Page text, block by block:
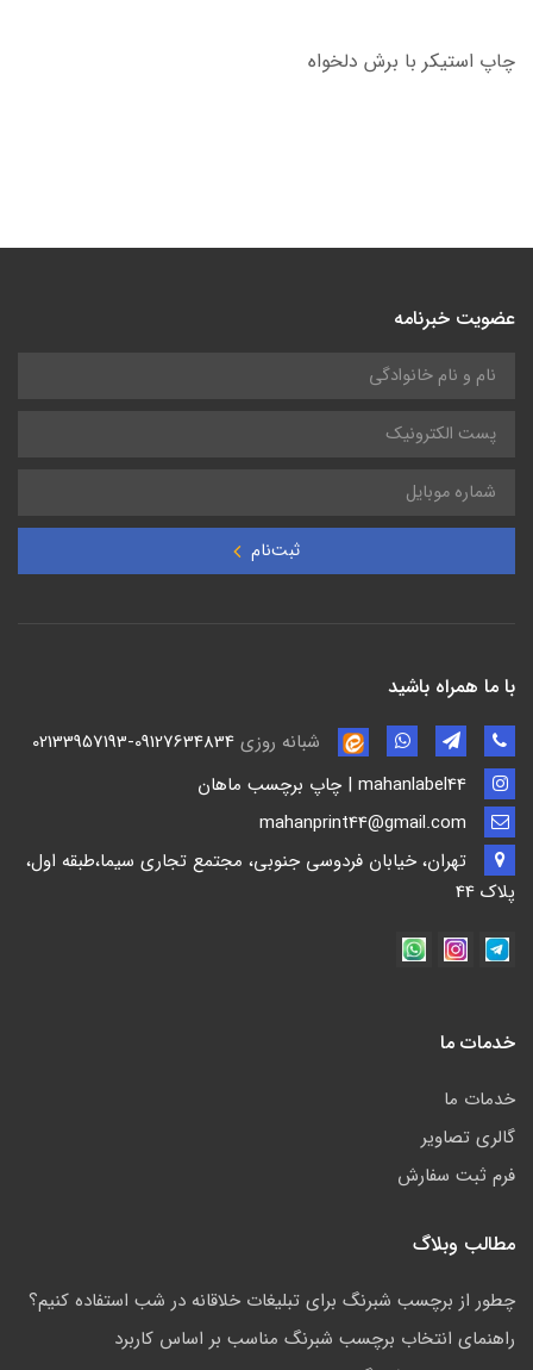
چاپ استیکر با برش دلخواه
عضویت خبرنامه
ثبت‌نام
با ما همراه باشید
شبانه روزی
تهران، خیابان فردوسی جنوبی، مجتمع تجاری سیما،طبقه اول،
پلاک 44
خدمات ما
خدمات ما
گالری تصاویر
فرم ثبت سفارش
مطالب وبلاگ
چطور از برچسب شبرنگ برای تبلیغات خلاقانه در شب استفاده کنیم؟
راهنمای انتخاب برچسب شبرنگ مناسب بر اساس کاربرد